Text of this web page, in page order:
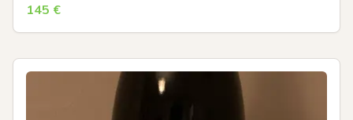
145 €